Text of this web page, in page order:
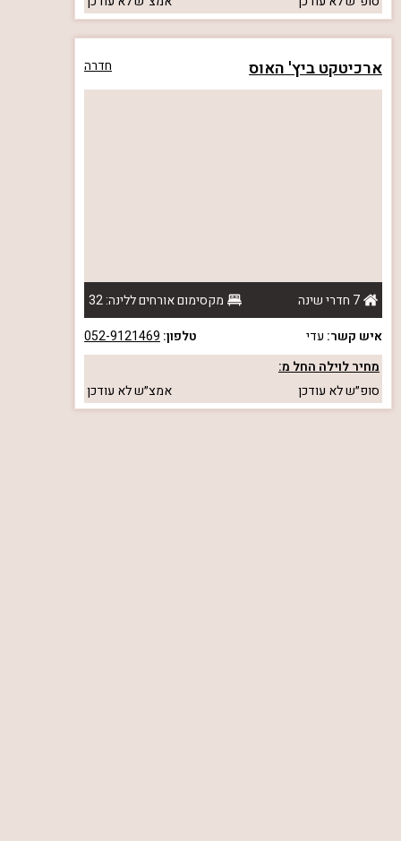
ארכיטקט ביץ' האוס חדרה
7 חדרי שינה
מקסימום אורחים ללינה: 32
איש קשר: עדי טלפון: 052-9121469
מחיר לוילה החל מ:
סופ״שלא עודכן אמצ״שלא עודכן